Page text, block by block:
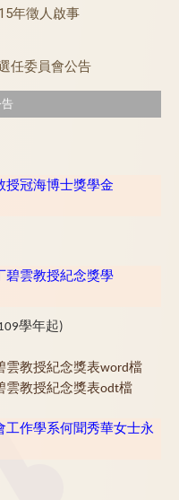
年徵人啟事
任委員會公告
授冠海博士獎學金
碧雲教授紀念獎學
學年起)
雲教授紀念獎表word檔
雲教授紀念獎表odt檔
工作學系何聞秀華女士永